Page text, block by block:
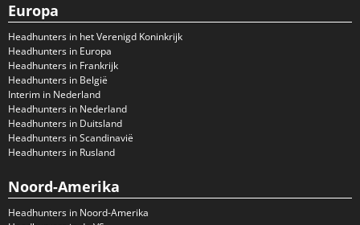
Europa
Headhunters in het Verenigd Koninkrijk
Headhunters in Europa
Headhunters in Frankrijk
Headhunters in België
Interim in Nederland
Headhunters in Nederland
Headhunters in Duitsland
Headhunters in Scandinavië
Headhunters in Rusland
Noord-Amerika
Headhunters in Noord-Amerika